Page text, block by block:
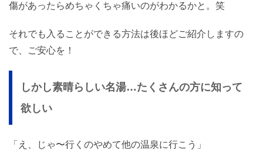
傷があったらめちゃくちゃ痛いのがわかるかと。笑
それでも入ることができる方法は後ほどご紹介しますの
で、ご安心を！
しかし素晴らしい名湯…たくさんの方に知って
欲しい
「え、じゃ〜行くのやめて他の温泉に行こう」